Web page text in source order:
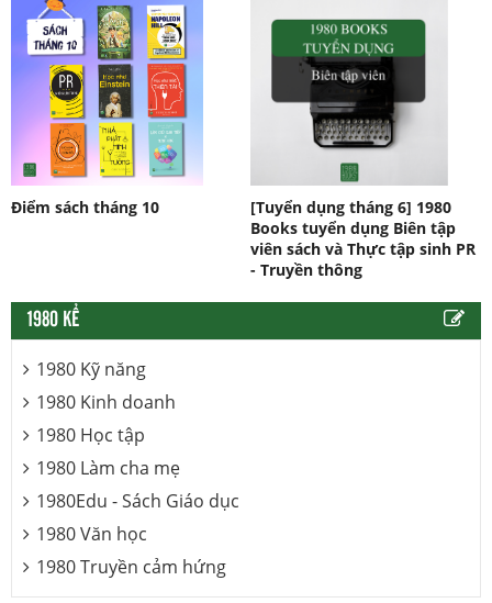
Điểm sách tháng 10
[Tuyển dụng tháng 6] 1980
Books tuyển dụng Biên tập
viên sách và Thực tập sinh PR
- Truyền thông
1980 KỂ
1980 Kỹ năng
1980 Kinh doanh
1980 Học tập
1980 Làm cha mẹ
1980Edu - Sách Giáo dục
1980 Văn học
1980 Truyền cảm hứng